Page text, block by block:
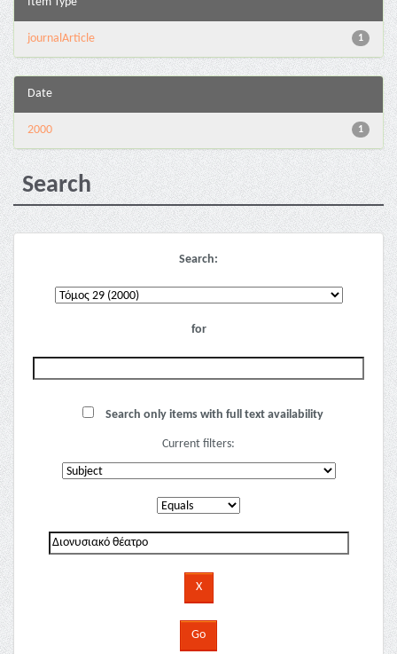
1
journalArticle
Date
1
2000
Search
Search:
for
Search only items with full text availability
Current filters: